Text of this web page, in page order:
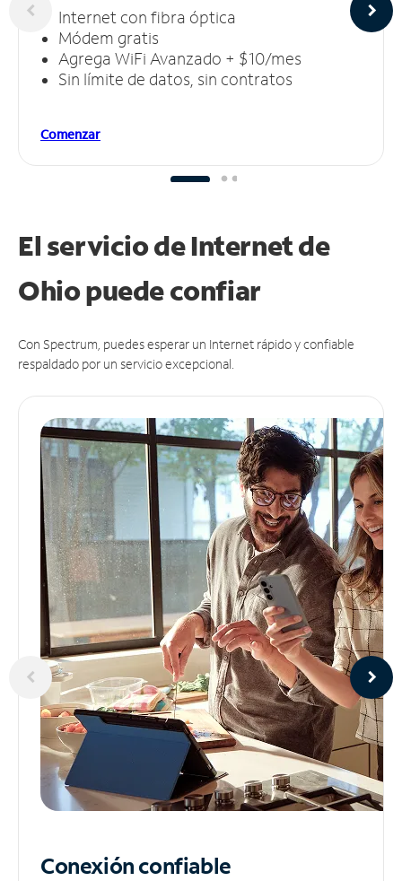
Internet con fibra óptica
Módem gratis
Agrega WiFi Avanzado + $10/mes
Sin límite de datos, sin contratos
Comenzar
El servicio de Internet de
Ohio puedeconfiar
Con Spectrum, puedes esperar un Internet rápido y confiable
respaldado por un servicio excepcional.
Conexión confiable